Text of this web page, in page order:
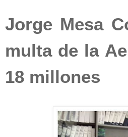
Jorge Mesa
multa de la
18 millones